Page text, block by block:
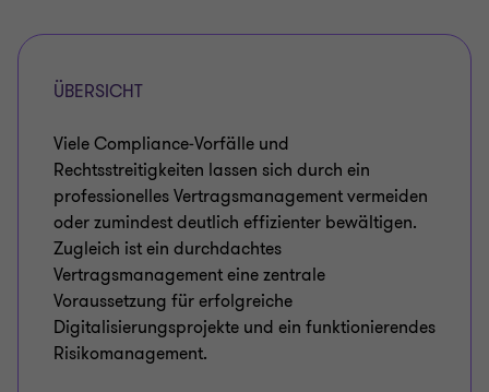
ÜBERSICHT
Viele Compliance‑Vorfälle und
Rechtsstreitigkeiten lassen sich durch ein
professionelles Vertragsmanagement vermeiden
oder zumindest deutlich effizienter bewältigen.
Zugleich ist ein durchdachtes
Vertragsmanagement eine zentrale
Voraussetzung für erfolgreiche
Digitalisierungsprojekte und ein funktionierendes
Risikomanagement.